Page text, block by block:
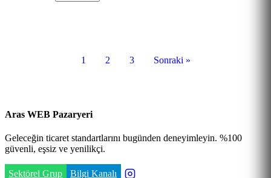
1 2 3 Sonraki »
Aras WEB Pazaryeri
Geleceğin ticaret standartlarını bugünden deneyimleyin. %100
güvenli, eşsiz ve yenilikçi.
Sektörel Grup Bilgi Kanalı